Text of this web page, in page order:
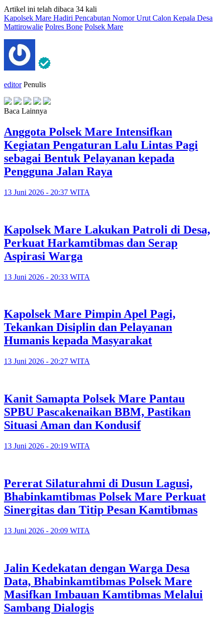
Artikel ini telah dibaca 34 kali
Kapolsek Mare Hadiri Pencabutan Nomor Urut Calon Kepala Desa
Mattirowalie Polres Bone Polsek Mare
editor Penulis
Baca Lainnya
Anggota Polsek Mare Intensifkan
Kegiatan Pengaturan Lalu Lintas Pagi
sebagai Bentuk Pelayanan kepada
Pengguna Jalan Raya
13 Juni 2026 - 20:37 WITA
Kapolsek Mare Lakukan Patroli di Desa,
Perkuat Harkamtibmas dan Serap
Aspirasi Warga
13 Juni 2026 - 20:33 WITA
Kapolsek Mare Pimpin Apel Pagi,
Tekankan Disiplin dan Pelayanan
Humanis kepada Masyarakat
13 Juni 2026 - 20:27 WITA
Kanit Samapta Polsek Mare Pantau
SPBU Pascakenaikan BBM, Pastikan
Situasi Aman dan Kondusif
13 Juni 2026 - 20:19 WITA
Pererat Silaturahmi di Dusun Lagusi,
Bhabinkamtibmas Polsek Mare Perkuat
Sinergitas dan Titip Pesan Kamtibmas
13 Juni 2026 - 20:09 WITA
Jalin Kedekatan dengan Warga Desa
Data, Bhabinkamtibmas Polsek Mare
Masifkan Imbauan Kamtibmas Melalui
Sambang Dialogis